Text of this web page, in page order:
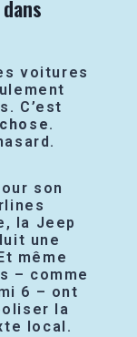
voitures
C’est
.
son
la Jeep
une
même
– comme
6 – ont
la
local.